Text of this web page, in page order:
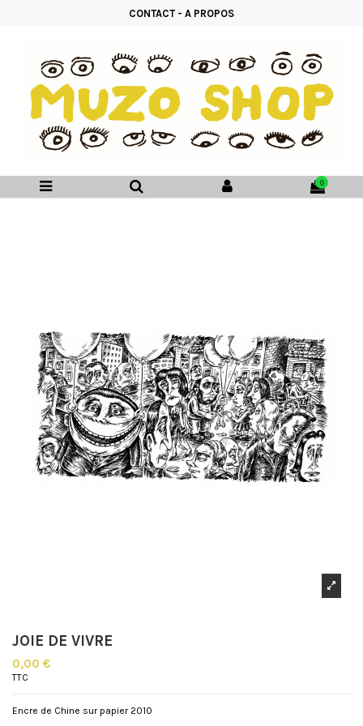
CONTACT- A PROPOS
0
JOIE DE VIVRE
0,00 €
TTC
Encre de Chine sur papier 2010